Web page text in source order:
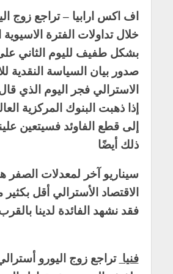
اف اكس ارابيا– تراجع زوج
خلال تداولات الفترة الاسيوية
بشكل طفيف لليوم الثاني
صدوربيان السياسة النقدية
الاسترالي فجر اليوم الذي
إذا ذهبت البنوك المركزية
إلى قطع الفاوئد فسيتعين
ذلك أيضًا
سيناريو آخر لمعدلات الصفر
الاقتصاد الأسترالي أقل
فقد نشهد الفائدة لدينا بالقرب من
فنيا تراجع زوج اليورو